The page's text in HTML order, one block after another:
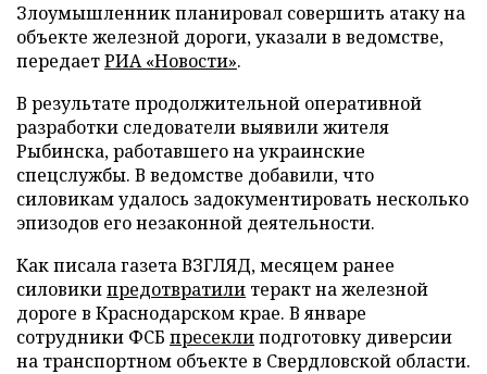
Злоумышленник планировал совершить атаку на
объекте железной дороги, указали в ведомстве,
передаетРИА «Новости».
В результате продолжительной оперативной
разработки следователи выявили жителя
Рыбинска, работавшего на украинские
спецслужбы. В ведомстве добавили, что
силовикам удалось задокументировать несколько
эпизодов его незаконной деятельности.
Как писала газета ВЗГЛЯД, месяцем ранее
силовикипредотвратили теракт на железной
дороге в Краснодарском крае. В январе
сотрудники ФСБ пресеклиподготовку диверсии
на транспортном объекте в Свердловской области.